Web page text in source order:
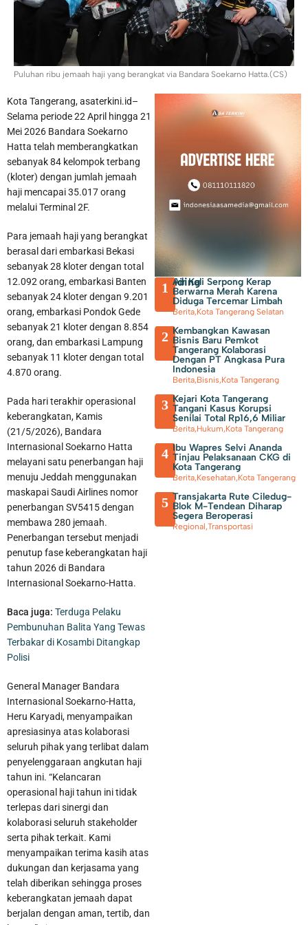
Pemkab Tangerang Berencana Buka TPS3R di Tigaraksa
Puluhan ribu jemaah haji yang berangkat via Bandara Soekarno Hatta.(CS)
Kota Tangerang, asaterkini.id–
Selama periode 22 April hingga 21
Mei 2026 Bandara Soekarno
Hatta telah memberangkatkan
sebanyak 84 kelompok terbang
(kloter) dengan jumlah jemaah
haji mencapai 35.017 orang
melalui Terminal 2F.
Para jemaah haji yang berangkat
berasal dari embarkasi Bekasi
sebanyak 28 kloter dengan total
12.092 orang, embarkasi Banten
sebanyak 24 kloter dengan 9.201
orang, embarkasi Pondok Gede
sebanyak 21 kloter dengan 8.854
orang, dan embarkasi Lampung
sebanyak 11 kloter dengan total
4.870 orang.
Pada hari terakhir operasional
keberangkatan, Kamis
(21/5/2026), Bandara
Internasional Soekarno Hatta
melayani satu penerbangan haji
menuju Jeddah menggunakan
maskapai Saudi Airlines nomor
penerbangan SV5415 dengan
membawa 280 jemaah.
Penerbangan tersebut menjadi
penutup fase keberangkatan haji
tahun 2026 di Bandara
Internasional Soekarno-Hatta.
Baca juga: Terduga Pelaku
Pembunuhan Balita Yang Tewas
Terbakar di Kosambi Ditangkap
Polisi
General Manager Bandara
Internasional Soekarno-Hatta,
Heru Karyadi, menyampaikan
apresiasinya atas kolaborasi
seluruh pihak yang terlibat dalam
penyelenggaraan angkutan haji
tahun ini. “Kelancaran
operasional haji tahun ini tidak
terlepas dari sinergi dan
kolaborasi seluruh stakeholder
serta pihak terkait. Kami
menyampaikan terima kasih atas
dukungan dan kerjasama yang
telah diberikan sehingga proses
keberangkatan jemaah dapat
berjalan dengan aman, tertib, dan
Trending
1 Air Kali Serpong Kerap
Berwarna Merah Karena
Diduga Tercemar Limbah
Berita,Kota Tangerang Selatan
2 Kembangkan Kawasan
Bisnis Baru Pemkot
Tangerang Kolaborasi
Dengan PT Angkasa Pura
Indonesia
Berita,Bisnis,Kota Tangerang
3 Kejari Kota Tangerang
Tangani Kasus Korupsi
Senilai Total Rp16,6 Miliar
Berita,Hukum,Kota Tangerang
4 Ibu Wapres Selvi Ananda
Tinjau Pelaksanaan CKG di
Kota Tangerang
Berita,Kesehatan,Kota Tangerang
5 Transjakarta Rute Ciledug-
Blok M-Tendean Diharap
Segera Beroperasi
Regional,Transportasi